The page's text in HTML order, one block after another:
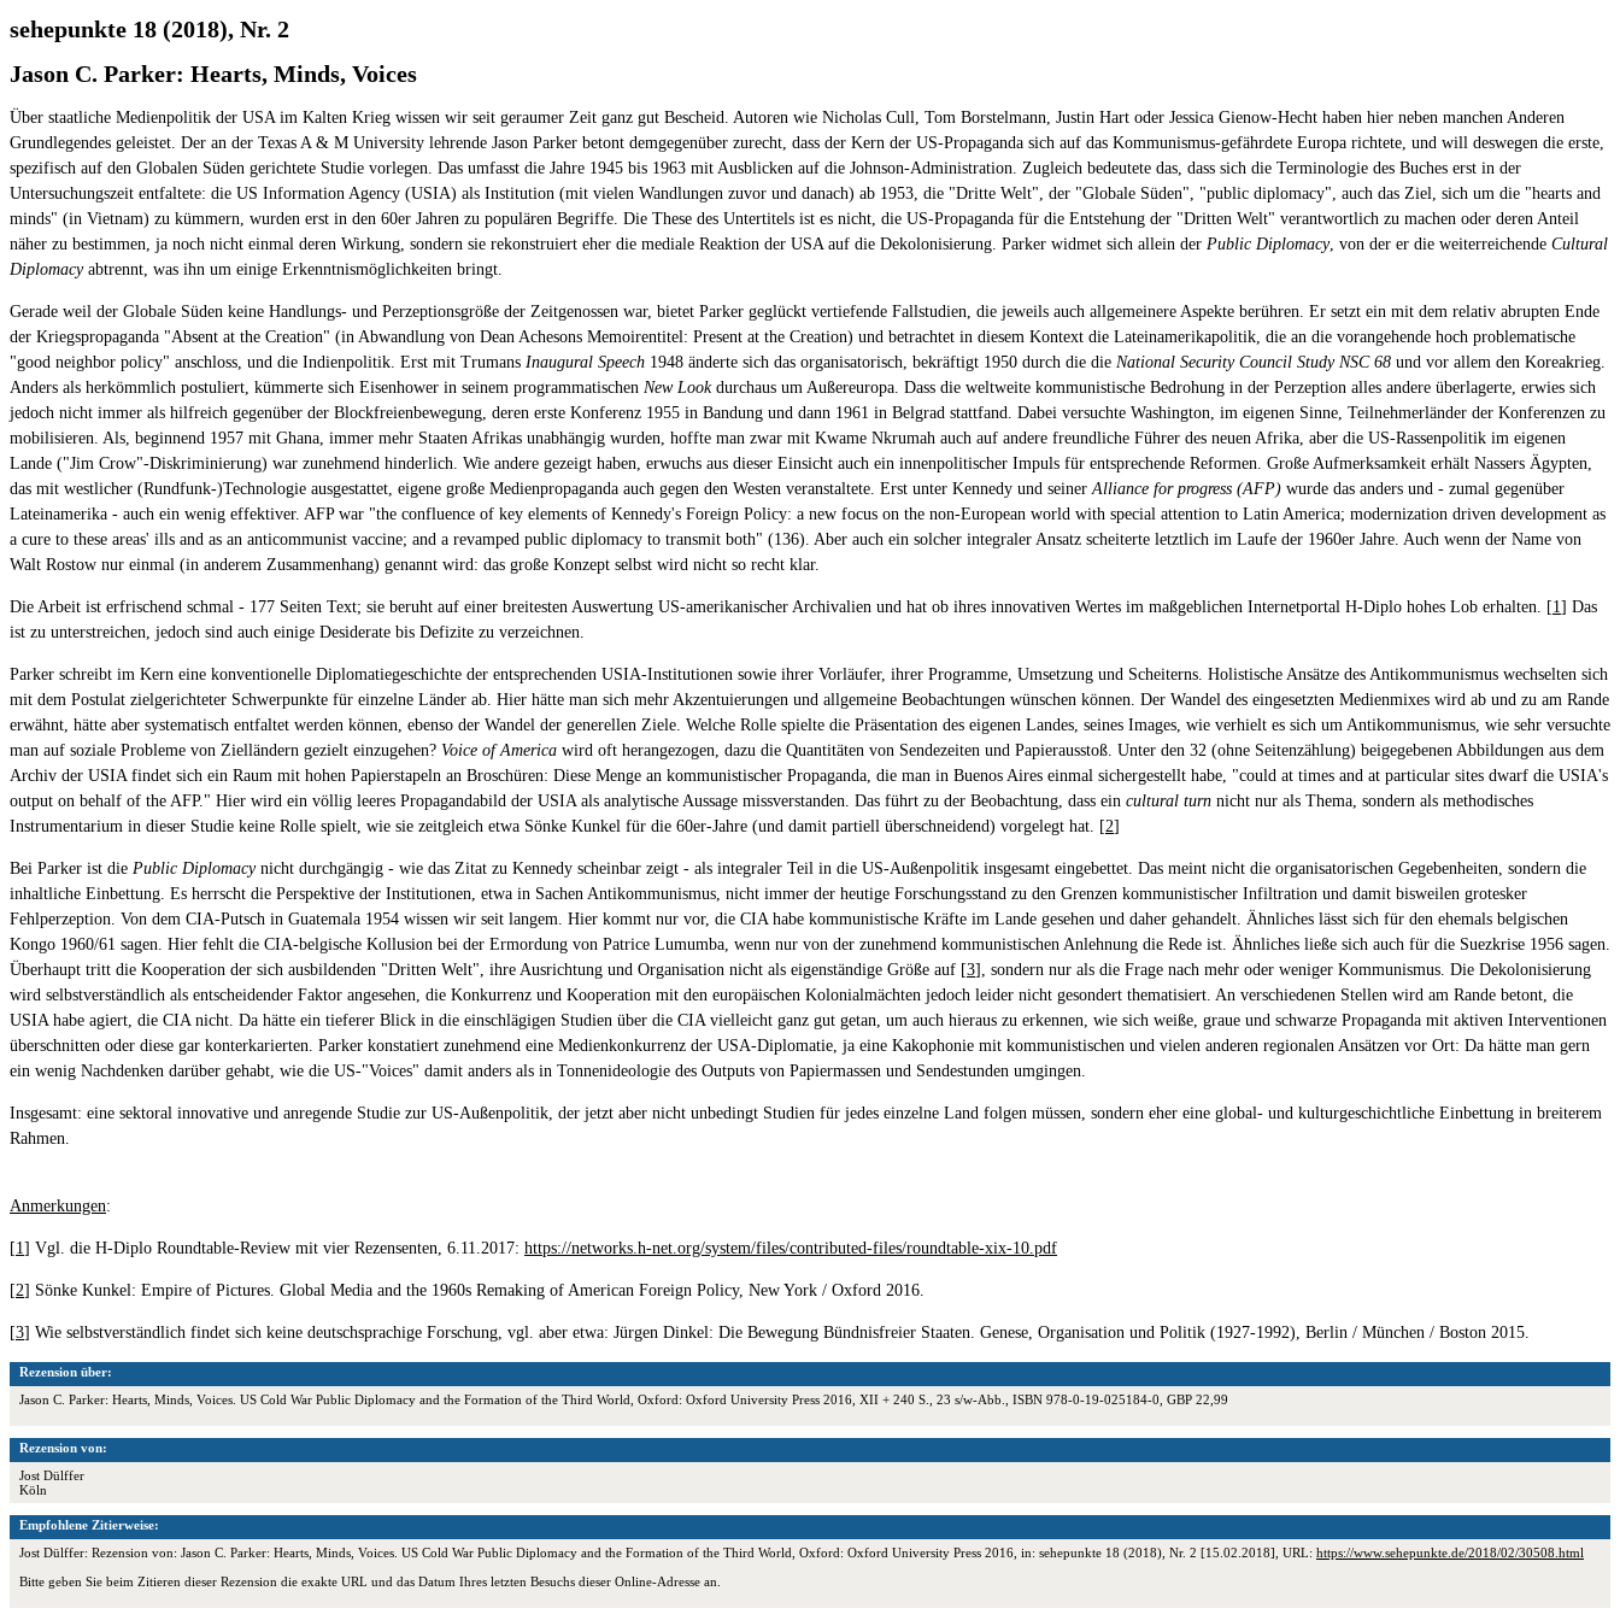
sehepunkte 18 (2018), Nr. 2
Jason C. Parker: Hearts, Minds, Voices
Über staatliche Medienpolitik der USA im Kalten Krieg wissen wir seit geraumer Zeit ganz gut Bescheid. Autoren wie Nicholas Cull, Tom Borstelmann, Justin Hart oder Jessica Gienow-Hecht haben hier neben manchen Anderen
Grundlegendes geleistet. Der an der Texas A & M University lehrende Jason Parker betont demgegenüber zurecht, dass der Kern der US-Propaganda sich auf das Kommunismus-gefährdete Europa richtete, und will deswegen die erste,
spezifisch auf den Globalen Süden gerichtete Studie vorlegen. Das umfasst die Jahre 1945 bis 1963 mit Ausblicken auf die Johnson-Administration. Zugleich bedeutete das, dass sich die Terminologie des Buches erst in der
Untersuchungszeit entfaltete: die US Information Agency (USIA) als Institution (mit vielen Wandlungen zuvor und danach) ab 1953, die "Dritte Welt", der "Globale Süden", "public diplomacy", auch das Ziel, sich um die "hearts and
minds" (in Vietnam) zu kümmern, wurden erst in den 60er Jahren zu populären Begriffe. Die These des Untertitels ist es nicht, die US-Propaganda für die Entstehung der "Dritten Welt" verantwortlich zu machen oder deren Anteil
näher zu bestimmen, ja noch nicht einmal deren Wirkung, sondern sie rekonstruiert eher die mediale Reaktion der USA auf die Dekolonisierung. Parker widmet sich allein der Public Diplomacy, von der er die weiterreichende Cultural
Diplomacyabtrennt, was ihn um einige Erkenntnismöglichkeiten bringt.
Gerade weil der Globale Süden keine Handlungs- und Perzeptionsgröße der Zeitgenossen war, bietet Parker geglückt vertiefende Fallstudien, die jeweils auch allgemeinere Aspekte berühren. Er setzt ein mit dem relativ abrupten Ende
der Kriegspropaganda "Absent at the Creation" (in Abwandlung von Dean Achesons Memoirentitel: Present at the Creation) und betrachtet in diesem Kontext die Lateinamerikapolitik, die an die vorangehende hoch problematische
"good neighbor policy" anschloss, und die Indienpolitik. Erst mit Trumans Inaugural Speech 1948 änderte sich das organisatorisch, bekräftigt 1950 durch die die National Security Council Study NSC 68 und vor allem den Koreakrieg.
Anders als herkömmlich postuliert, kümmerte sich Eisenhower in seinem programmatischen New Lookdurchaus um Außereuropa. Dass die weltweite kommunistische Bedrohung in der Perzeption alles andere überlagerte, erwies sich
jedoch nicht immer als hilfreich gegenüber der Blockfreienbewegung, deren erste Konferenz 1955 in Bandung und dann 1961 in Belgrad stattfand. Dabei versuchte Washington, im eigenen Sinne, Teilnehmerländer der Konferenzen zu
mobilisieren. Als, beginnend 1957 mit Ghana, immer mehr Staaten Afrikas unabhängig wurden, hoffte man zwar mit Kwame Nkrumah auch auf andere freundliche Führer des neuen Afrika, aber die US-Rassenpolitik im eigenen
Lande ("Jim Crow"-Diskriminierung) war zunehmend hinderlich. Wie andere gezeigt haben, erwuchs aus dieser Einsicht auch ein innenpolitischer Impuls für entsprechende Reformen. Große Aufmerksamkeit erhält Nassers Ägypten,
das mit westlicher (Rundfunk-)Technologie ausgestattet, eigene große Medienpropaganda auch gegen den Westen veranstaltete. Erst unter Kennedy und seiner Alliance for progress (AFP) wurde das anders und - zumal gegenüber
Lateinamerika - auch ein wenig effektiver. AFP war "the confluence of key elements of Kennedy's Foreign Policy: a new focus on the non-European world with special attention to Latin America; modernization driven development as
a cure to these areas' ills and as an anticommunist vaccine; and a revamped public diplomacy to transmit both" (136). Aber auch ein solcher integraler Ansatz scheiterte letztlich im Laufe der 1960er Jahre. Auch wenn der Name von
Walt Rostow nur einmal (in anderem Zusammenhang) genannt wird: das große Konzept selbst wird nicht so recht klar.
Die Arbeit ist erfrischend schmal - 177 Seiten Text; sie beruht auf einer breitesten Auswertung US-amerikanischer Archivalien und hat ob ihres innovativen Wertes im maßgeblichen Internetportal H-Diplo hohes Lob erhalten. [1 ] Das
ist zu unterstreichen, jedoch sind auch einige Desiderate bis Defizite zu verzeichnen.
Parker schreibt im Kern eine konventionelle Diplomatiegeschichte der entsprechenden USIA-Institutionen sowie ihrer Vorläufer, ihrer Programme, Umsetzung und Scheiterns. Holistische Ansätze des Antikommunismus wechselten sich
mit dem Postulat zielgerichteter Schwerpunkte für einzelne Länder ab. Hier hätte man sich mehr Akzentuierungen und allgemeine Beobachtungen wünschen können. Der Wandel des eingesetzten Medienmixes wird ab und zu am Rande
erwähnt, hätte aber systematisch entfaltet werden können, ebenso der Wandel der generellen Ziele. Welche Rolle spielte die Präsentation des eigenen Landes, seines Images, wie verhielt es sich um Antikommunismus, wie sehr versuchte
man auf soziale Probleme von Zielländern gezielt einzugehen? Voice of America wird oft herangezogen, dazu die Quantitäten von Sendezeiten und Papierausstoß. Unter den 32 (ohne Seitenzählung) beigegebenen Abbildungen aus dem
Archiv der USIA findet sich ein Raum mit hohen Papierstapeln an Broschüren: Diese Menge an kommunistischer Propaganda, die man in Buenos Aires einmal sichergestellt habe, "could at times and at particular sites dwarf die USIA's
output on behalf of the AFP." Hier wird ein völlig leeres Propagandabild der USIA als analytische Aussage missverstanden. Das führt zu der Beobachtung, dass ein cultural turn nicht nur als Thema, sondern als methodisches
Instrumentarium in dieser Studie keine Rolle spielt, wie sie zeitgleich etwa Sönke Kunkel für die 60er-Jahre (und damit partiell überschneidend) vorgelegt hat. [2]
Bei Parker ist die Public Diplomacynicht durchgängig - wie das Zitat zu Kennedy scheinbar zeigt - als integraler Teil in die US-Außenpolitik insgesamt eingebettet. Das meint nicht die organisatorischen Gegebenheiten, sondern die
inhaltliche Einbettung. Es herrscht die Perspektive der Institutionen, etwa in Sachen Antikommunismus, nicht immer der heutige Forschungsstand zu den Grenzen kommunistischer Infiltration und damit bisweilen grotesker
Fehlperzeption. Von dem CIA-Putsch in Guatemala 1954 wissen wir seit langem. Hier kommt nur vor, die CIA habe kommunistische Kräfte im Lande gesehen und daher gehandelt. Ähnliches lässt sich für den ehemals belgischen
Kongo 1960/61 sagen. Hier fehlt die CIA-belgische Kollusion bei der Ermordung von Patrice Lumumba, wenn nur von der zunehmend kommunistischen Anlehnung die Rede ist. Ähnliches ließe sich auch für die Suezkrise 1956 sagen.
Überhaupt tritt die Kooperation der sich ausbildenden "Dritten Welt", ihre Ausrichtung und Organisation nicht als eigenständige Größe auf [3], sondern nur als die Frage nach mehr oder weniger Kommunismus. Die Dekolonisierung
wird selbstverständlich als entscheidender Faktor angesehen, die Konkurrenz und Kooperation mit den europäischen Kolonialmächten jedoch leider nicht gesondert thematisiert. An verschiedenen Stellen wird am Rande betont, die
USIA habe agiert, die CIA nicht. Da hätte ein tieferer Blick in die einschlägigen Studien über die CIA vielleicht ganz gut getan, um auch hieraus zu erkennen, wie sich weiße, graue und schwarze Propaganda mit aktiven Interventionen
überschnitten oder diese gar konterkarierten. Parker konstatiert zunehmend eine Medienkonkurrenz der USA-Diplomatie, ja eine Kakophonie mit kommunistischen und vielen anderen regionalen Ansätzen vor Ort: Da hätte man gern
ein wenig Nachdenken darüber gehabt, wie die US-"Voices" damit anders als in Tonnenideologie des Outputs von Papiermassen und Sendestunden umgingen.
Insgesamt: eine sektoral innovative und anregende Studie zur US-Außenpolitik, der jetzt aber nicht unbedingt Studien für jedes einzelne Land folgen müssen, sondern eher eine global- und kulturgeschichtliche Einbettung in breiterem
Rahmen.
Anmerkungen:
[1 ] Vgl. die H-Diplo Roundtable-Review mit vier Rezensenten, 6.11.2017: https://networks.h-net.org/system/files/contributed-files/roundtable-xix-10.pdf
[2] Sönke Kunkel: Empire of Pictures. Global Media and the 1960s Remaking of American Foreign Policy, New York / Oxford 2016.
[3] Wie selbstverständlich findet sich keine deutschsprachige Forschung, vgl. aber etwa: Jürgen Dinkel: Die Bewegung Bündnisfreier Staaten. Genese, Organisation und Politik (1927-1992), Berlin / München / Boston 2015.
Rezension über:
Jason C. Parker: Hearts, Minds, Voices. US Cold War Public Diplomacy and the Formation of the Third World, Oxford: Oxford University Press 2016, XII + 240 S., 23 s/w-Abb., ISBN 978-0-19-025184-0, GBP 22,99
Rezension von:
Jost Dülffer
Köln
Empfohlene Zitierweise:
Jost Dülffer: Rezension von: Jason C. Parker: Hearts, Minds, Voices. US Cold War Public Diplomacy and the Formation of the Third World, Oxford: Oxford University Press 2016, in: sehepunkte 18 (2018), Nr. 2 [15.02.2018], URL: https://www.sehepunkte.de/2018/02/30508.html
Bitte geben Sie beim Zitieren dieser Rezension die exakte URL und das Datum Ihres letzten Besuchs dieser Online-Adresse an.